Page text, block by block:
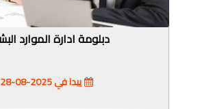
دبلومة ادارة الموارد
يبدا في 2025-08-28